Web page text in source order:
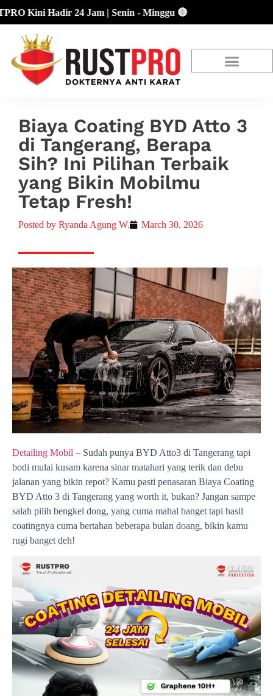
Kini Hadir 24 Jam | Senin - Minggu 🔴
Biaya Coating BYD Atto 3
di Tangerang, Berapa
Sih? Ini Pilihan Terbaik
yang Bikin Mobilmu
Tetap Fresh!
Posted by Ryanda Agung W. March 30, 2026
Detailing Mobil – Sudah punya BYD Atto3 di Tangerang tapi
bodi mulai kusam karena sinar matahari yang terik dan debu
jalanan yang bikin repot? Kamu pasti penasaran Biaya Coating
BYD Atto 3 di Tangerang yang worth it, bukan? Jangan sampe
salah pilih bengkel dong, yang cuma mahal banget tapi hasil
coatingnya cuma bertahan beberapa bulan doang, bikin kamu
rugi banget deh!